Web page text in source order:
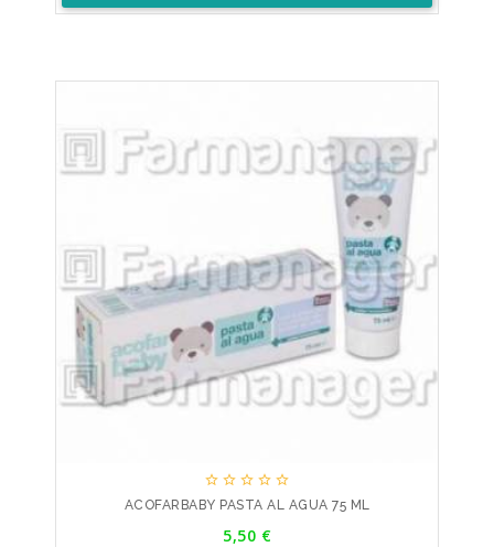
    
ACOFARBABY PASTA AL AGUA 75 ML
5,50 €